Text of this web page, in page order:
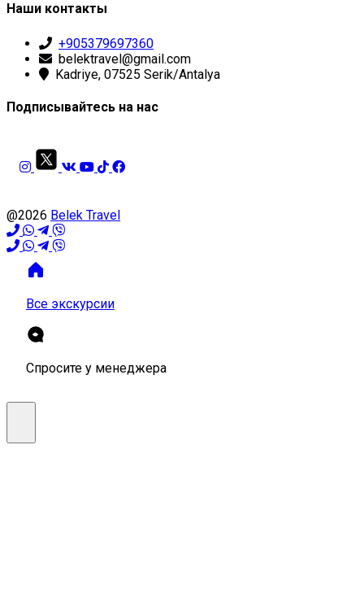
Наши контакты
+905379697360
belektravel@gmail.com
Kadriye, 07525 Serik/Antalya
Подписывайтесь на нас
@2026 Belek Travel
Все экскурсии
Спросите у менеджера